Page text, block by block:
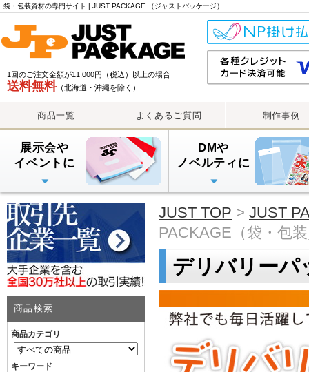
袋・包装資材の専門サイト | JUST PACKAGE （ジャストパッケージ）
1回のご注文金額が11,000円（税込）以上の場合
送料無料（北海道・沖縄を除く）
商品一覧 よくあるご質問 制作事例
展示会や
イベントに
PE手提げバッグ
OPP・PP手提げ袋
紙袋
PEレジ袋
DMや
ノベルティに
透明封筒
透明封筒印刷（大ロット
透明封筒印刷（小ロット
アルミ蒸着袋
JUST TOP > JUST
PACKAGE（袋・包
デリバリーパ
商品検索
商品カテゴリ
キーワード